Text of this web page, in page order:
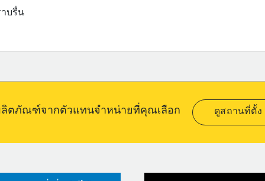
บรื่น
ตภัณฑ์จากตัวแทนจำหน่ายที่คุณเลือก ดูสถานที่ตั้ง